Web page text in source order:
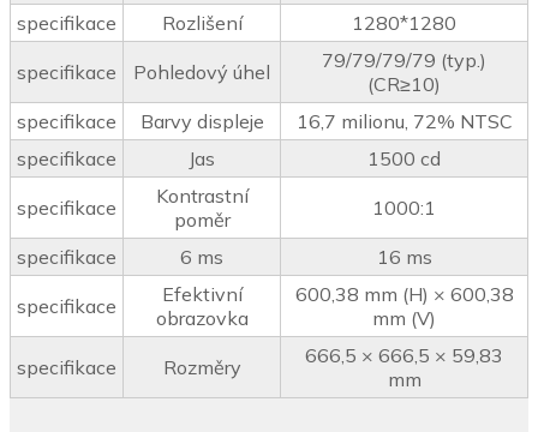
specifikace
Rozlišení 1280*1280
specifikace Pohledový úhel
79/79/79/79 (typ.)
(CR≥10)
specifikace
Barvy displeje
16,7 milionu, 72% NTSC
specifikace
Jas 1500 cd
specifikace
Kontrastní
poměr
1000:1
specifikace 6 ms 16 ms
specifikace
Efektivní
obrazovka
600,38 mm (H) × 600,38
mm (V)
specifikace Rozměry
666,5 × 666,5 × 59,83
mm